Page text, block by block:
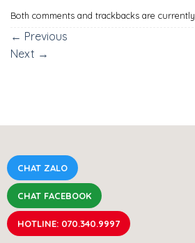
CHAT ZALO
CHAT FACEBOOK
HOTLINE: 070.340.9997
Both comments and trackbacks are currently
← Previous
Next →